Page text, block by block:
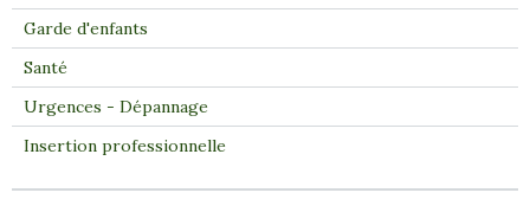
Garde d'enfants
Santé
Urgences - Dépannage
Insertion professionnelle